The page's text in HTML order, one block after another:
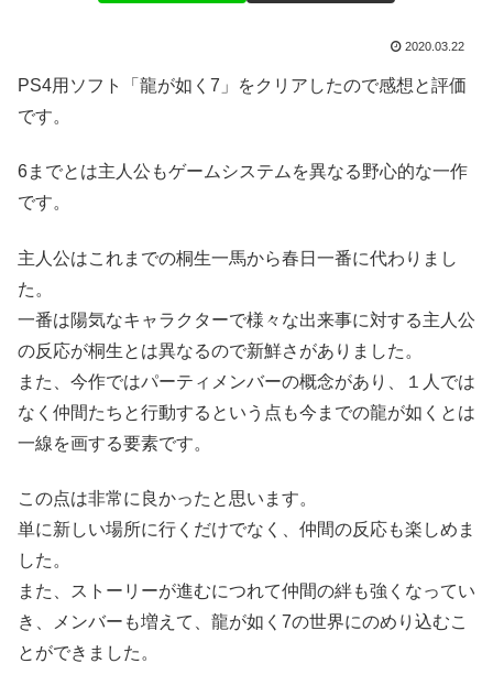
2020.03.22
PS4用ソフト「龍が如く7」をクリアしたので感想と評価
です。
6までとは主人公もゲームシステムを異なる野心的な一作
です。
主人公はこれまでの桐生一馬から春日一番に代わりまし
た。
一番は陽気なキャラクターで様々な出来事に対する主人公
の反応が桐生とは異なるので新鮮さがありました。
また、今作ではパーティメンバーの概念があり、１人では
なく仲間たちと行動するという点も今までの龍が如くとは
一線を画する要素です。
この点は非常に良かったと思います。
単に新しい場所に行くだけでなく、仲間の反応も楽しめま
した。
また、ストーリーが進むにつれて仲間の絆も強くなってい
き、メンバーも増えて、龍が如く7の世界にのめり込むこ
とができました。